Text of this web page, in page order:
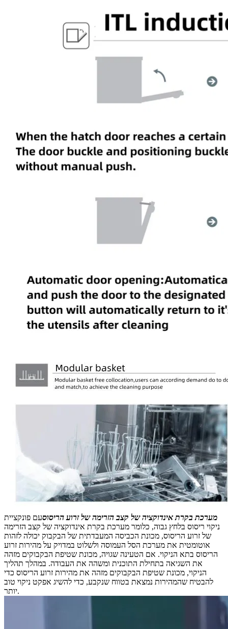
מערכת בקרת אינדוקציה של קצב הזרימה של זרוע הריסוסעם פונקציית
ניקוי ריסוס בלחץ גבוה, כלומר מערכת בקרת אינדוקציה של קצב הזרימה
של זרוע הריסוס, מכונת הכביסה המעבדתית של הבקבוק יכולה לזהות
אוטומטית את מערכת הסל העמוסה ולשלוט במדויק על מהירות זרוע
הריסוס בתא הניקוי. אם הטעינה שגויה, מכונת שטיפת הבקבוקים מזהה
את השגיאה בתחילת התוכנית ומשהה את העבודה. במהלך תהליך
הניקוי, מכונת שטיפת הבקבוקים מזהה את מהירות זרוע הריסוס כדי
להבטיח שהמהירות נמצאת בטווח שנקבע, כדי להשיג אפקט ניקוי טוב
יותר.